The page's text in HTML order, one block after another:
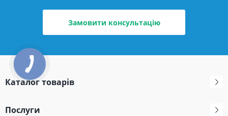
Замовити консультацію
Каталог товарів
Послуги